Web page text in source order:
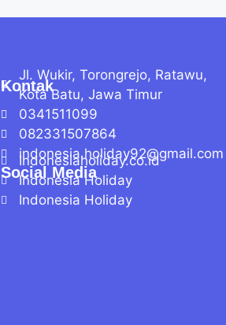
Kontak
Jl. Wukir, Torongrejo, Ratawu,
Kota Batu, Jawa Timur
0341511099
082331507864
indonesia.holiday92@gmail.com
Social Media
Indonesiaholiday.co.id
Indonesia Holiday
Indonesia Holiday